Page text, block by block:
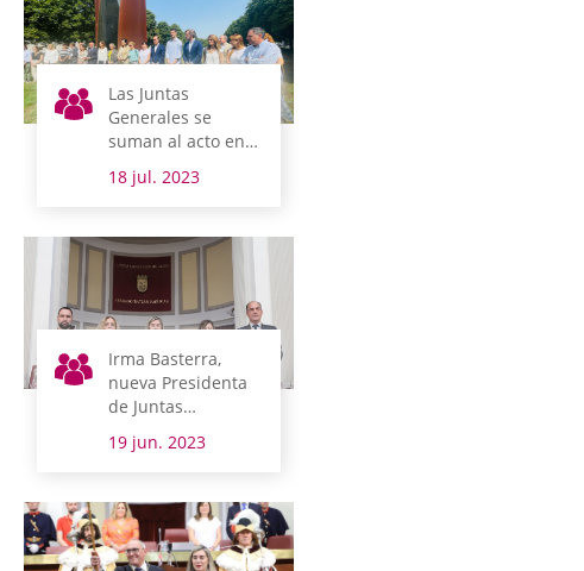
Las Juntas
Generales se
suman al acto en
memoria de
Miguel Ángel
aniversario de su
asesinato
18 jul. 2023
Irma Basterra,
nueva Presidenta
de Juntas
Generales de Álava
19 jun. 2023